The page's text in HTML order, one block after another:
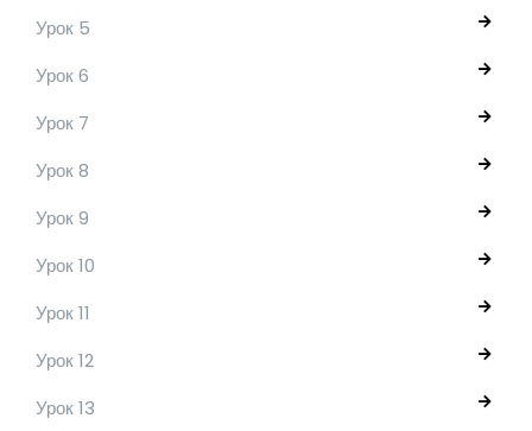
Урок 5
Урок 6
Урок 7
Урок 8
Урок 9
Урок 10
Урок 11
Урок 12
Урок 13